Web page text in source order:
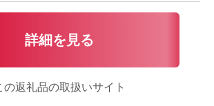
詳細を見る
の返礼品の取扱いサイト